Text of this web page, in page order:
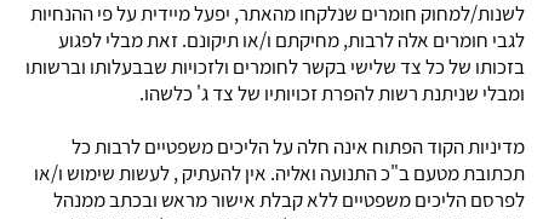
לשנות/למחוק חומרים שנלקחו מהאתר, יפעל מיידית על פי ההנחיות
לגבי חומרים אלה לרבות, מחיקתם ו/או תיקונם. זאת מבלי לפגוע
בזכותו של כל צד שלישי בקשר לחומרים ולזכויות שבבעלותו וברשותו
ומבלי שניתנת רשות להפרת זכויותיו של צד ג' כלשהו.
מדיניות הקוד הפתוח אינה חלה על הליכים משפטיים לרבות כל
תכתובת מטעם ב"כ התנועה ואליה. אין להעתיק , לעשות שימוש ו/או
לפרסם הליכים משפטיים ללא קבלת אישור מראש ובכתב ממנהל